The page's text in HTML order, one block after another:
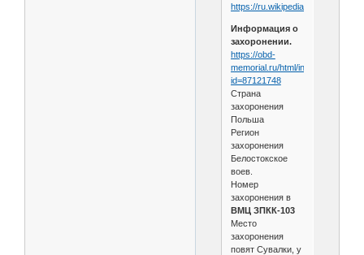
https://ru.wikipedia.org/wiki....и
Информация о
захоронении.
https://obd-
memorial.ru/html/info.htm?
id=87121748
Страна
захоронения
Польша
Регион
захоронения
Белостокское
воев.
Номер
захоронения в
ВМЦ ЗПКК-103
Место
захоронения
повят Сувалки, у